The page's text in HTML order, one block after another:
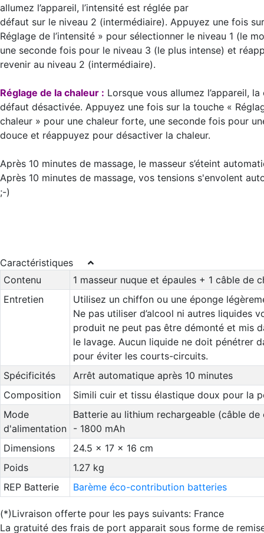
allumez l’appareil, l’intensité est réglée par
défaut sur le niveau 2 (intermédiaire). Appuyez une fois
Réglage de l’intensité » pour sélectionner le niveau 1 (le
une seconde fois pour le niveau 3 (le plus intense) et
revenir au niveau 2 (intermédiaire).
Réglage de la chaleur : Lorsque vous allumez l’appareil,
défaut désactivée. Appuyez une fois sur la touche «
chaleur » pour une chaleur forte, une seconde fois pour
douce et réappuyez pour désactiver la chaleur.
Après 10 minutes de massage, le masseur s’éteint
Après 10 minutes de massage, vos tensions s'envolent
;-)
Caractéristiques
Contenu
1 masseur nuque et épaules + 1 câble de
Entretien
Utilisez un chiffon ou une éponge
Ne pas utiliser d’alcool ni autres liquides
produit ne peut pas être démonté et mis
le lavage. Aucun liquide ne doit pénétrer
pour éviter les courts-circuits.
Spécificités
Arrêt automatique après 10 minutes
Composition
Simili cuir et tissu élastique doux pour la
Mode
d'alimentation
Batterie au lithium rechargeable (câble
- 1800 mAh
Dimensions
24.5 x 17 x 16 cm
Poids
1.27 kg
REP Batterie
Barème éco-contribution batteries
(*)Livraison offerte pour les pays suivants: France
La gratuité des frais de port apparait sous forme de